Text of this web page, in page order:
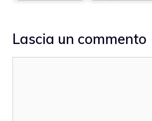
Lascia un commento